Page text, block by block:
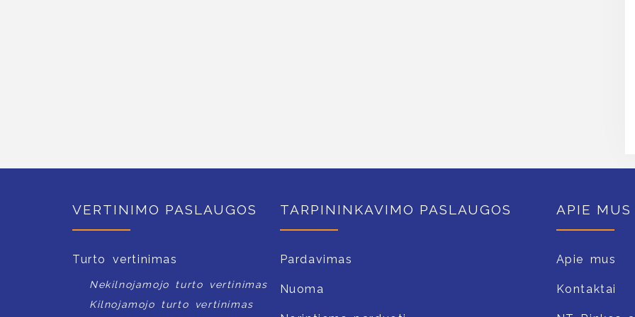
VERTINIMO PASLAUGOS
Turto vertinimas
Nekilnojamojo turto vertinimas
Kilnojamojo turto vertinimas
TARPININKAVIMO PASLAUGOS
Pardavimas
Nuoma
APIE MUS
Apie mus
Kontaktai